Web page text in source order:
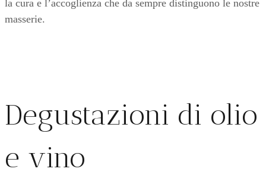
la cura e l’accoglienza che da sempre distinguono le nostre
masserie.
Degustazioni di olio
e vino